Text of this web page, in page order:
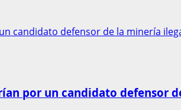
candidato defensor de la minería
por un candidato defensor